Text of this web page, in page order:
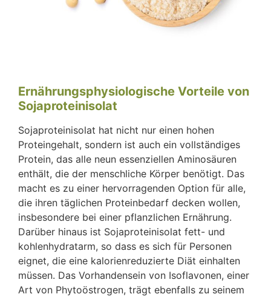
Ernährungsphysiologische Vorteile von
Sojaproteinisolat
Sojaproteinisolat hat nicht nur einen hohen
Proteingehalt, sondern ist auch ein vollständiges
Protein, das alle neun essenziellen Aminosäuren
enthält, die der menschliche Körper benötigt. Das
macht es zu einer hervorragenden Option für alle,
die ihren täglichen Proteinbedarf decken wollen,
insbesondere bei einer pflanzlichen Ernährung.
Darüber hinaus ist Sojaproteinisolat fett- und
kohlenhydratarm, so dass es sich für Personen
eignet, die eine kalorienreduzierte Diät einhalten
müssen. Das Vorhandensein von Isoflavonen, einer
Art von Phytoöstrogen, trägt ebenfalls zu seinem